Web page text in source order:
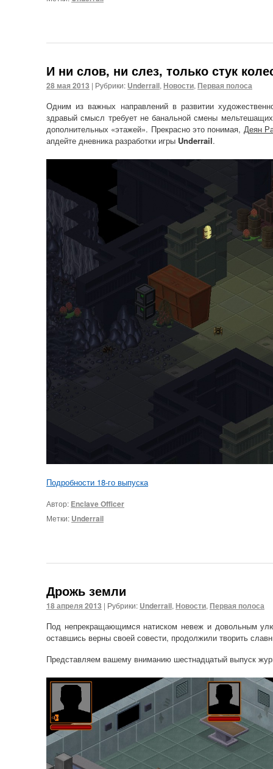
И ни слов, ни слез, только стук
28 мая 2013 | Рубрики: Underrail, Новости, Первая полоса
Одним из важных направлений в развитии
здравый смысл требует не банальной смены
дополнительных «этажей». Прекрасно это понимая, Деян
апдейте дневника разработки игры Underrail.
Подробности 18-го выпуска
Автор: Enclave Officer
Метки: Underrail
Дрожь земли
18 апреля 2013 | Рубрики: Underrail, Новости, Первая полоса
Под непрекращающимся натиском невеж и довольным
оставшись верны своей совести, продолжили творить
Представляем вашему вниманию шестнадцатый выпуск